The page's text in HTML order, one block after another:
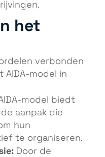
het
verbonden
AIDA-model in
model biedt
aanpak die
hun
te organiseren.
Door de